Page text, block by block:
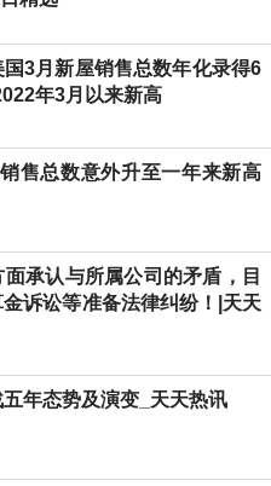
3月新屋销售总数年化录得6
年3月以来新高
售总数意外升至一年来新高
面承认与所属公司的矛盾，目
诉讼等准备法律纠纷！|天天
年态势及演变_天天热讯